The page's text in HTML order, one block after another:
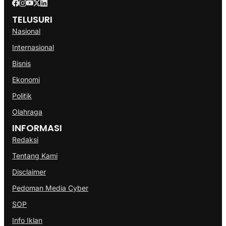
TELUSURI
Nasional
Internasional
Bisnis
Ekonomi
Politik
Olahraga
INFORMASI
Redaksi
Tentang Kami
Disclaimer
Pedoman Media Cyber
SOP
Info Iklan